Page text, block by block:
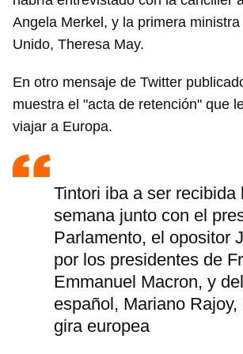
Angela Merkel, y la primera
Unido, Theresa May.
En otro mensaje de Twitter
muestra el "acta de retención" que
viajar a Europa.
Tintori iba a ser recibida
semana junto con el
Parlamento, el opositor
por los presidentes de
Emmanuel Macron, y
español, Mariano
gira europea